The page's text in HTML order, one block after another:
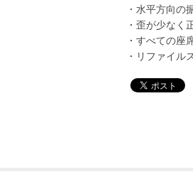
・水平方向の
・歪が少なく
・すべての座
・リファイル